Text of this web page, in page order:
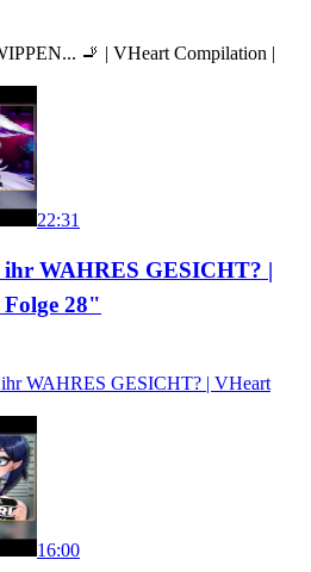
🚬 | VHeart Compilation |
22:31
WAHRES GESICHT? |
28"
WAHRES GESICHT? | VHeart
16:00